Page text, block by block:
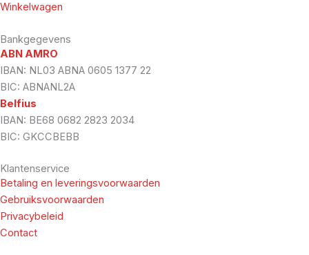
Winkelwagen
Bankgegevens
ABN AMRO
IBAN: NL03 ABNA 0605 1377 22
BIC: ABNANL2A
Belfius
IBAN: BE68 0682 2823 2034
BIC: GKCCBEBB
Klantenservice
Betaling en leveringsvoorwaarden
Gebruiksvoorwaarden
Privacybeleid
Contact